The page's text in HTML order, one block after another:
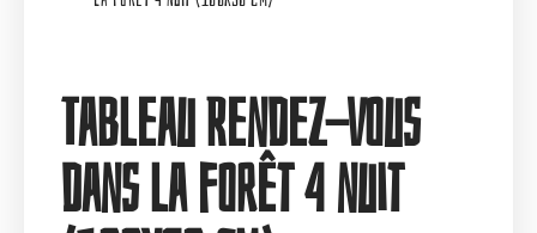
Tableau Rendez-vous
dans la forêt 4 nuit